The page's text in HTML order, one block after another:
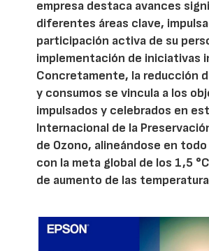
empresa destaca avances
diferentes áreas clave,
participación activa de su
implementación de iniciativas
Concretamente, la reducción
y consumos se vincula a los
impulsados y celebrados en
Internacional de la
de Ozono, alineándose en
con la meta global de los 1,5
de aumento de las